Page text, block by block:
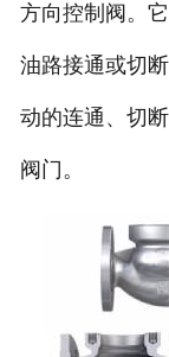
方向控制阀。
油路接通或切
动的连通、切
阀门。